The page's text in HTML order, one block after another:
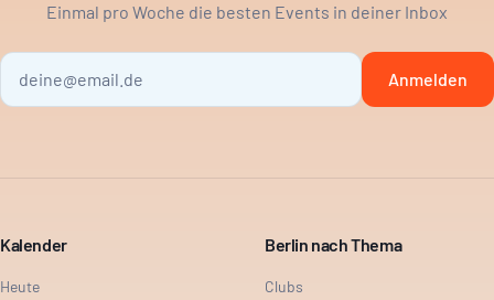
Einmal pro Woche die besten Events in deiner Inbox
Anmelden
Kalender
Heute
Berlin nach Thema
Clubs